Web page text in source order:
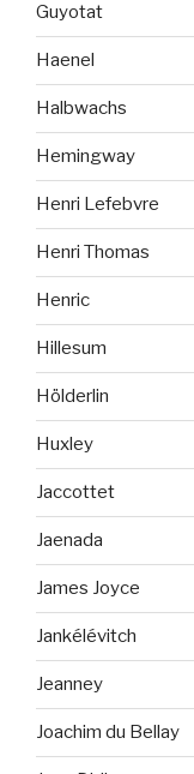
Guyotat
Haenel
Halbwachs
Hemingway
Henri Lefebvre
Henri Thomas
Henric
Hillesum
Hölderlin
Huxley
Jaccottet
Jaenada
James Joyce
Jankélévitch
Jeanney
Joachim du Bellay